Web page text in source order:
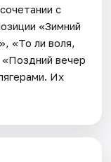
с
«Зимний
«То ли воля,
вечер
Их